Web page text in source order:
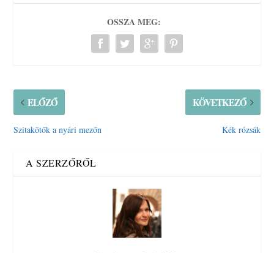
OSSZA MEG:
ELŐZŐ
Szitakötők a nyári mezőn
KÖVETKEZŐ
Kék rózsák
A SZERZŐRŐL